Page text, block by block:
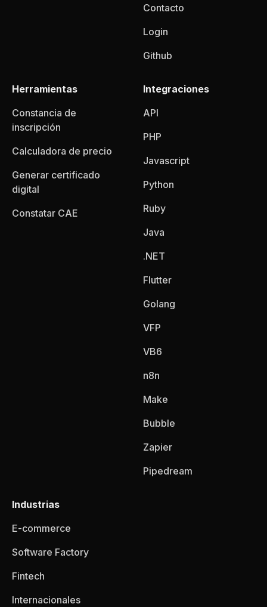
Contacto
Login
Github
Herramientas
Constancia de
inscripción
Calculadora de precio
Generar certificado
digital
Constatar CAE
Integraciones
API
PHP
Javascript
Python
Ruby
Java
.NET
Flutter
Golang
VFP
VB6
n8n
Make
Bubble
Zapier
Pipedream
Industrias
E-commerce
Software Factory
Fintech
Internacionales